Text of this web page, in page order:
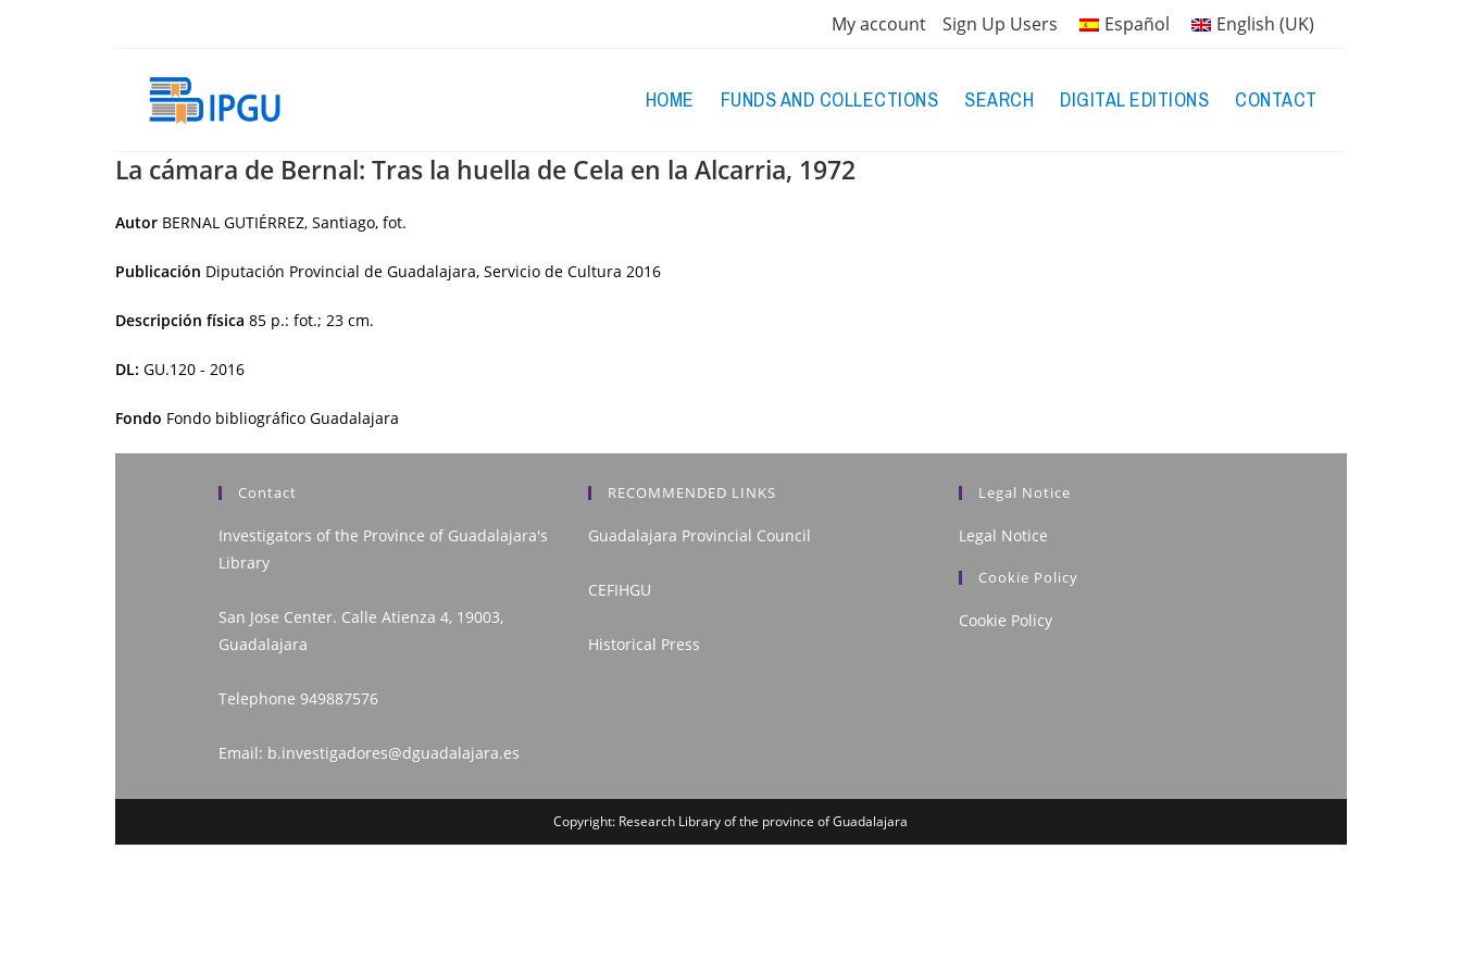
My account Sign Up Users Español English (UK)
HOME FUNDS AND COLLECTIONS SEARCH DIGITAL EDITIONS CONTACT
La cámara de Bernal: Tras la huella de Cela en la Alcarria, 1972
Autor BERNAL GUTIÉRREZ, Santiago, fot.
Publicación Diputación Provincial de Guadalajara, Servicio de Cultura 2016
Descripción física 85 p.: fot.; 23 cm.
DL: GU.120 - 2016
Fondo Fondo bibliográfico Guadalajara
Contact
Investigators of the Province of Guadalajara's
Library
San Jose Center. Calle Atienza 4, 19003,
Guadalajara
Telephone 949887576
Email: b.investigadores@dguadalajara.es
RECOMMENDED LINKS
Guadalajara Provincial Council
CEFIHGU
Historical Press
Legal Notice
Legal Notice
Cookie Policy
Cookie Policy
Copyright: Research Library of the province of Guadalajara